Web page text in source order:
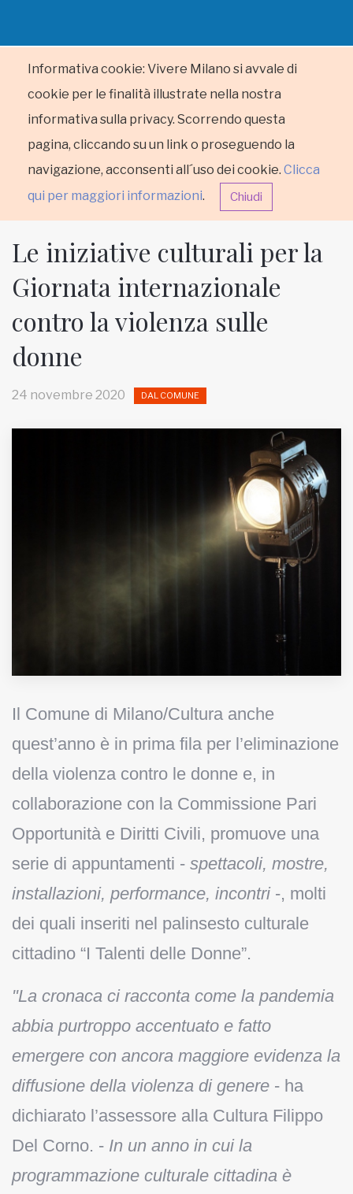
Informativa cookie: Vivere Milano si avvale di
cookie per le finalità illustrate nella nostra
informativa sulla privacy. Scorrendo questa
pagina, cliccando su un link o proseguendo la
navigazione, acconsenti all´uso dei cookie. Clicca
qui per maggiori informazioni. Chiudi
HOME
RUBRICHE
Le iniziative culturali per la
Giornata internazionale
contro la violenza sulle
donne
24 novembre 2020 DAL COMUNE
Il Comune di Milano/Cultura anche
quest’anno è in prima fila per l’eliminazione
della violenza contro le donne e, in
collaborazione con la Commissione Pari
Opportunità e Diritti Civili, promuove una
serie di appuntamenti - spettacoli, mostre,
installazioni, performance, incontri -, molti
dei quali inseriti nel palinsesto culturale
cittadino “I Talenti delle Donne”.
"La cronaca ci racconta come la pandemia
abbia purtroppo accentuato e fatto
emergere con ancora maggiore evidenza la
diffusione della violenza di genere - ha
dichiarato l’assessore alla Cultura Filippo
Del Corno. - In un anno in cui la
programmazione culturale cittadina è